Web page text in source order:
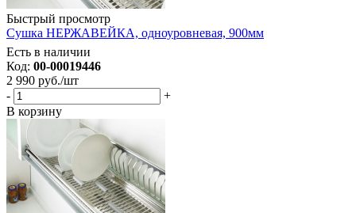
Быстрый просмотр
Сушка НЕРЖАВЕЙКА, одноуровневая, 900мм
Есть в наличии
Код: 00-00019446
2 990 руб./шт
-
+
В корзину